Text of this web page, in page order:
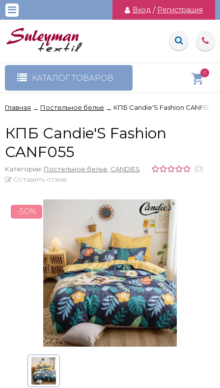
Вход / Регистрация
КАТАЛОГ ТОВАРОВ
0
Главная → Постельное белье → КПБ Candie'S Fashion CANF055
КПБ Candie'S Fashion
CANF055
Категории: Постельное белье CANDIES (0)
Оставить отзыв
-50%